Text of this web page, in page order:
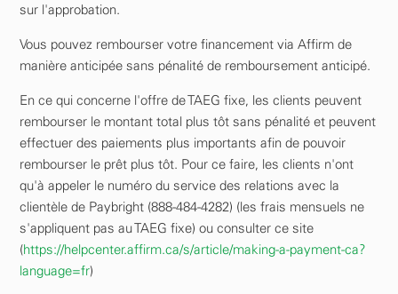
sur l'approbation.
Vous pouvez rembourser votre financement via Affirm de
manière anticipée sans pénalité de remboursement anticipé.
En ce qui concerne l'offre de TAEG fixe, les clients peuvent
rembourser le montant total plus tôt sans pénalité et peuvent
effectuer des paiements plus importants afin de pouvoir
rembourser le prêt plus tôt. Pour ce faire, les clients n'ont
qu'à appeler le numéro du service des relations avec la
clientèle de Paybright (888-484-4282) (les frais mensuels ne
s'appliquent pas au TAEG fixe) ou consulter ce site
(https://helpcenter.affirm.ca/s/article/making-a-payment-ca?
language=fr)